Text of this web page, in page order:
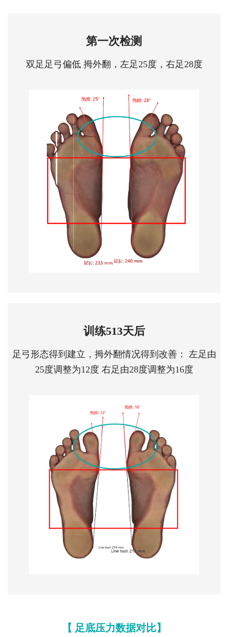
第一次检测
双足足弓偏低 拇外翻，左足25度，右足28度
训练513天后
足弓形态得到建立，拇外翻情况得到改善： 左足由
25度调整为12度 右足由28度调整为16度
【 足底压力数据对比】